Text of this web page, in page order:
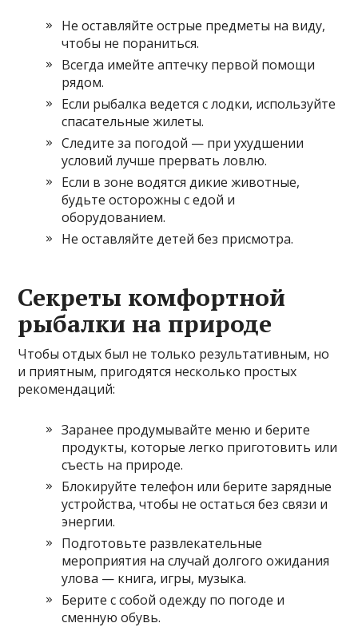
Не оставляйте острые предметы на виду,
чтобы не пораниться.
Всегда имейте аптечку первой помощи
рядом.
Если рыбалка ведется с лодки, используйте
спасательные жилеты.
Следите за погодой — при ухудшении
условий лучше прервать ловлю.
Если в зоне водятся дикие животные,
будьте осторожны с едой и
оборудованием.
Не оставляйте детей без присмотра.
Секреты комфортной
рыбалки на природе
Чтобы отдых был не только результативным, но
и приятным, пригодятся несколько простых
рекомендаций:
Заранее продумывайте меню и берите
продукты, которые легко приготовить или
съесть на природе.
Блокируйте телефон или берите зарядные
устройства, чтобы не остаться без связи и
энергии.
Подготовьте развлекательные
мероприятия на случай долгого ожидания
улова — книга, игры, музыка.
Берите с собой одежду по погоде и
сменную обувь.